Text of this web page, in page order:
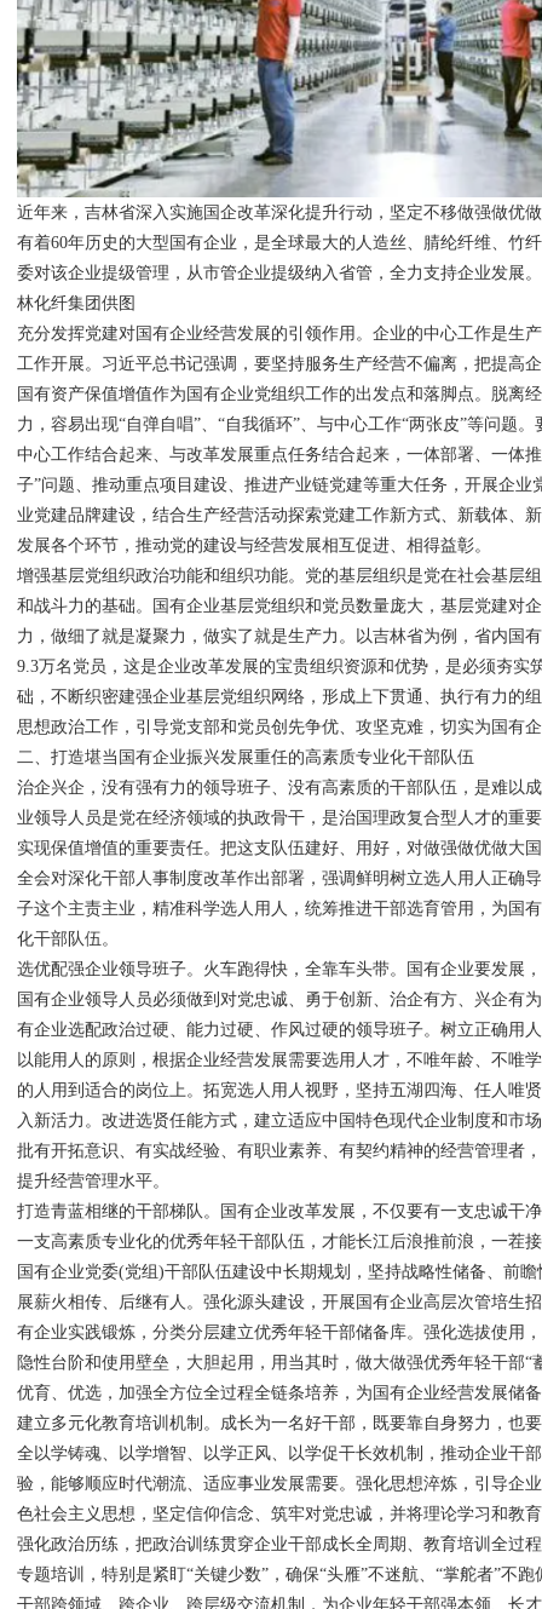
近年来，吉林省深入实施国企改革深化提升行动，坚定不移做强做优
有着60年历史的大型国有企业，是全球最大的人造丝、腈纶纤维、竹
委对该企业提级管理，从市管企业提级纳入省管，全力支持企业发展
林化纤集团供图
充分发挥党建对国有企业经营发展的引领作用。企业的中心工作是生
工作开展。习近平总书记强调，要坚持服务生产经营不偏离，把提高
国有资产保值增值作为国有企业党组织工作的出发点和落脚点。脱离
力，容易出现“自弹自唱”、“自我循环”、与中心工作“两张皮”等问题
中心工作结合起来、与改革发展重点任务结合起来，一体部署、一体
子”问题、推动重点项目建设、推进产业链党建等重大任务，开展企
业党建品牌建设，结合生产经营活动探索党建工作新方式、新载体、
发展各个环节，推动党的建设与经营发展相互促进、相得益彰。
增强基层党组织政治功能和组织功能。党的基层组织是党在社会基层
和战斗力的基础。国有企业基层党组织和党员数量庞大，基层党建对
力，做细了就是凝聚力，做实了就是生产力。以吉林省为例，省内国
9.3万名党员，这是企业改革发展的宝贵组织资源和优势，是必须夯实
础，不断织密建强企业基层党组织网络，形成上下贯通、执行有力的
思想政治工作，引导党支部和党员创先争优、攻坚克难，切实为国有
二、打造堪当国有企业振兴发展重任的高素质专业化干部队伍
治企兴企，没有强有力的领导班子、没有高素质的干部队伍，是难以
业领导人员是党在经济领域的执政骨干，是治国理政复合型人才的重
实现保值增值的重要责任。把这支队伍建好、用好，对做强做优做大
全会对深化干部人事制度改革作出部署，强调鲜明树立选人用人正确
子这个主责主业，精准科学选人用人，统筹推进干部选育管用，为国
化干部队伍。
选优配强企业领导班子。火车跑得快，全靠车头带。国有企业要发展
国有企业领导人员必须做到对党忠诚、勇于创新、治企有方、兴企有
有企业选配政治过硬、能力过硬、作风过硬的领导班子。树立正确用
以能用人的原则，根据企业经营发展需要选用人才，不唯年龄、不唯
的人用到适合的岗位上。拓宽选人用人视野，坚持五湖四海、任人唯
入新活力。改进选贤任能方式，建立适应中国特色现代企业制度和市
批有开拓意识、有实战经验、有职业素养、有契约精神的经营管理者
提升经营管理水平。
打造青蓝相继的干部梯队。国有企业改革发展，不仅要有一支忠诚干
一支高素质专业化的优秀年轻干部队伍，才能长江后浪推前浪，一茬
国有企业党委(党组)干部队伍建设中长期规划，坚持战略性储备、前
展薪火相传、后继有人。强化源头建设，开展国有企业高层次管培生
有企业实践锻炼，分类分层建立优秀年轻干部储备库。强化选拔使用
隐性台阶和使用壁垒，大胆起用，用当其时，做大做强优秀年轻干部“
优育、优选，加强全方位全过程全链条培养，为国有企业经营发展储
建立多元化教育培训机制。成长为一名好干部，既要靠自身努力，也
全以学铸魂、以学增智、以学正风、以学促干长效机制，推动企业干
验，能够顺应时代潮流、适应事业发展需要。强化思想淬炼，引导企
色社会主义思想，坚定信仰信念、筑牢对党忠诚，并将理论学习和教
强化政治历练，把政治训练贯穿企业干部成长全周期、教育培训全过
专题培训，特别是紧盯“关键少数”，确保“头雁”不迷航、“掌舵者”不
干部跨领域、跨企业、跨层级交流机制，为企业年轻干部强本领、长